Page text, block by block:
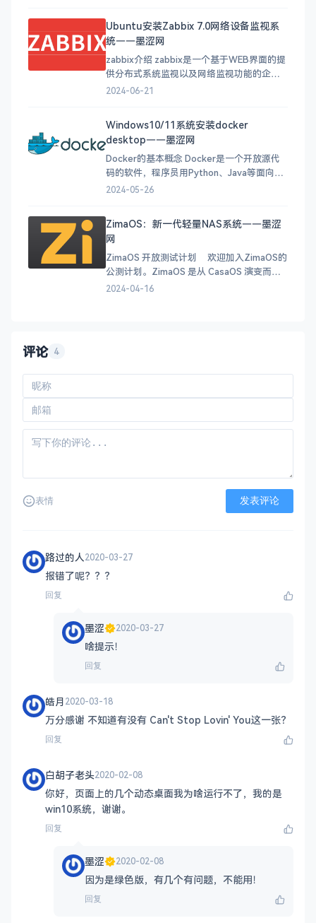
Zabbix Agents能够采集本
Ubuntu安装Zabbix 7.0网络设备监视系
统——墨涩网
zabbix介绍 zabbix是一个基于WEB界面的提
供分布式系统监视以及网络监视功能的企业
级的开源解决方案。 zabbix能监视各种网络
决存在的各种问题。 zabbix由2部分构成，
zabbix server与可选
2024-06-21
Windows10/11系统安装docker
desktop——墨涩网
Docker的基本概念 Docker是一个开放源代
码的软件，程序员用Python、Java等面向对
象的语言能够设计出产品，为什么还要使用
在不同的系统环境去调用它，是一件很费时
费力的事情。那么这个时候Docker就派上用
场了
2024-05-26
ZimaOS：新一代轻量NAS系统——墨涩
网
ZimaOS 开放测试计划 欢迎加入ZimaOS的
公测计划。ZimaOS 是从 CasaOS 演变而来
的，我们构建了 ZimaOS 的发布版本，以获
2024-04-16
评论 4
表情 发表评论
路过的人2020-03-27
报错了呢？？？
回复
墨涩 2020-03-27
啥提示！
回复
皓月2020-03-18
万分感谢 不知道有没有 Can't Stop Lovin' You这一张？
回复
白胡子老头2020-02-08
你好，页面上的几个动态桌面我为啥运行不了，我的是
win10系统，谢谢。
回复
墨涩 2020-02-08
因为是绿色版，有几个有问题，不能用！
回复